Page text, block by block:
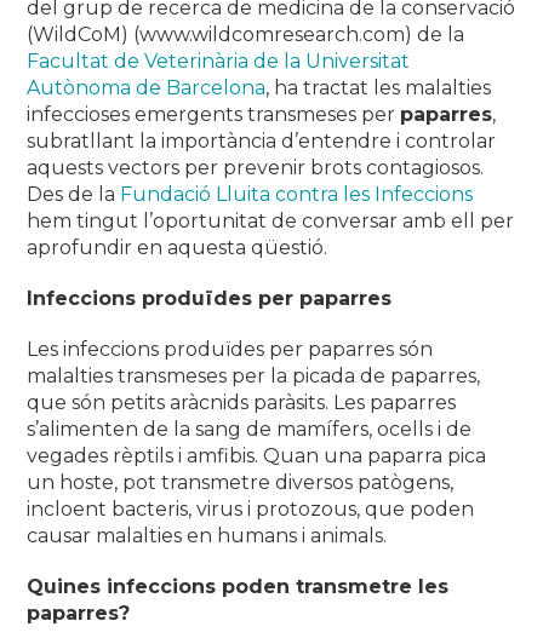
del grup de recerca de medicina de la conservació
(WildCoM) (www.wildcomresearch.com) de la
Facultat de Veterinària de la Universitat
Autònoma de Barcelona, ha tractat les malalties
infeccioses emergents transmeses per paparres,
subratllant la importància d’entendre i controlar
aquests vectors per prevenir brots contagiosos.
Des de la Fundació Lluita contra les Infeccions
hem tingut l’oportunitat de conversar amb ell per
aprofundir en aquesta qüestió.
Infeccions produïdes per paparres
Les infeccions produïdes per paparres són
malalties transmeses per la picada de paparres,
que són petits aràcnids paràsits. Les paparres
s’alimenten de la sang de mamífers, ocells i de
vegades rèptils i amfibis. Quan una paparra pica
un hoste, pot transmetre diversos patògens,
incloent bacteris, virus i protozous, que poden
causar malalties en humans i animals.
Quines infeccions poden transmetre les
paparres?